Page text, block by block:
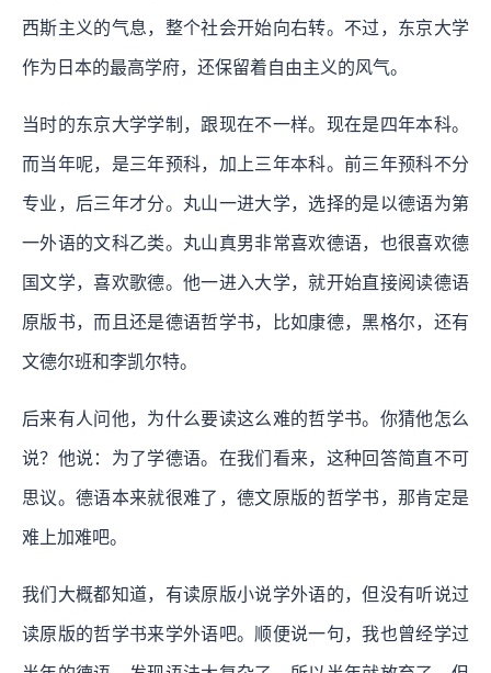
西斯主义的气息，整个社会开始向右转。不过，东京大学
作为日本的最高学府，还保留着自由主义的风气。
当时的东京大学学制，跟现在不一样。现在是四年本科。
而当年呢，是三年预科，加上三年本科。前三年预科不分
专业，后三年才分。丸山一进大学，选择的是以德语为第
一外语的文科乙类。丸山真男非常喜欢德语，也很喜欢德
国文学，喜欢歌德。他一进入大学，就开始直接阅读德语
原版书，而且还是德语哲学书，比如康德，黑格尔，还有
文德尔班和李凯尔特。
后来有人问他，为什么要读这么难的哲学书。你猜他怎么
说？他说：为了学德语。在我们看来，这种回答简直不可
思议。德语本来就很难了，德文原版的哲学书，那肯定是
难上加难吧。
我们大概都知道，有读原版小说学外语的，但没有听说过
读原版的哲学书来学外语吧。顺便说一句，我也曾经学过